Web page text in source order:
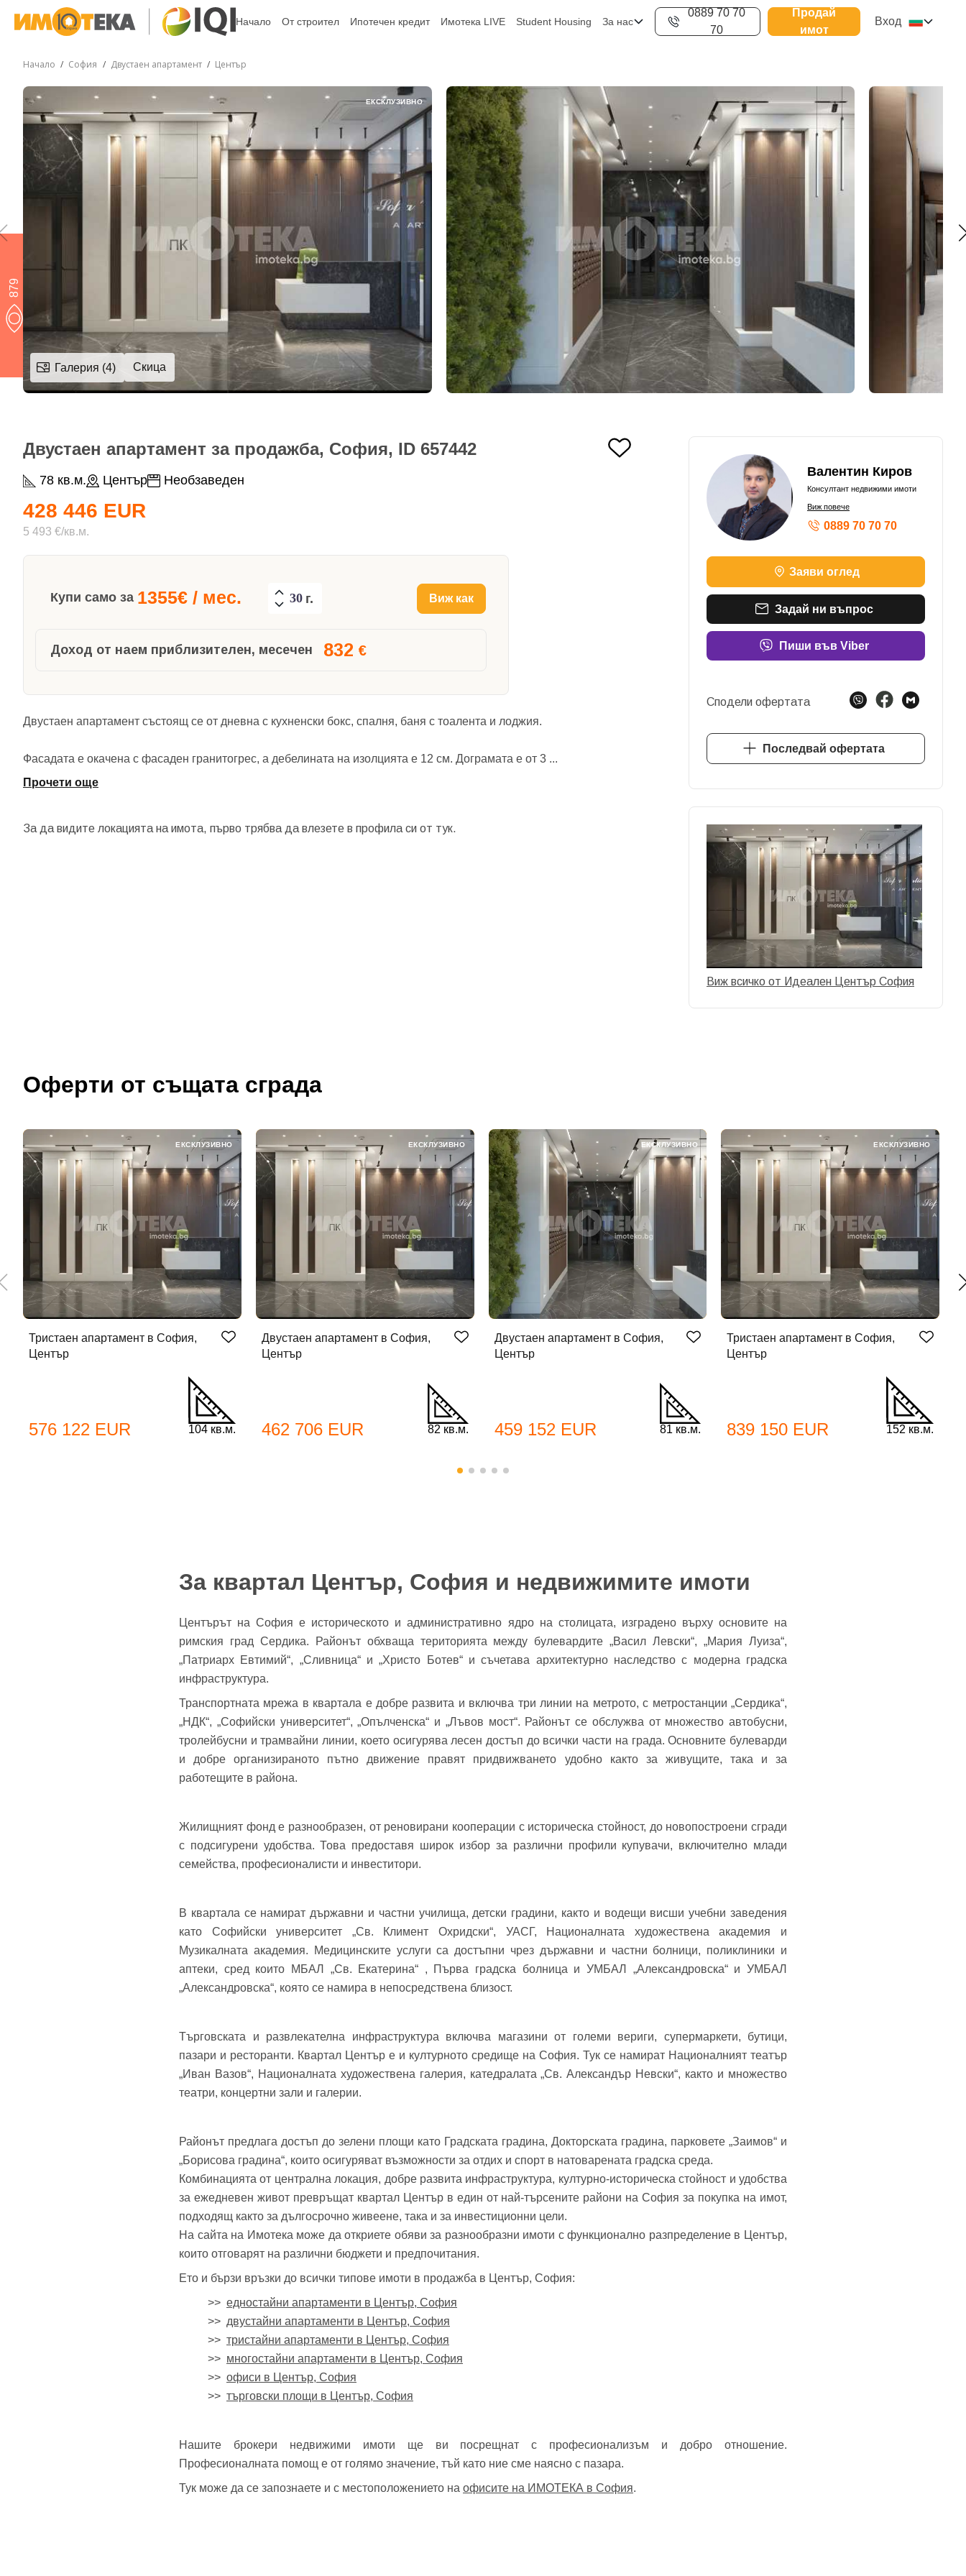
Начало От строител Ипотечен кредит Имотека LIVE Student Housing За нас
0889 70 70
70
Продай
имот
Вход
Парола
Забравена парола?
Вход като гост
Начало София Двустаен апартамент Център
879
ЕКСКЛУЗИВНО
Галерия (4) Скица
Двустаен апартамент за продажба, София, ID 657442
78 кв.м. Център Необзаведен
428 446 EUR
5 493 €/кв.м.
Купи само за 1355€ / мес. г. Виж как
Доход от наем приблизителен, месечен 832 €
Двустаен апартамент състоящ се от дневна с кухненски бокс, спалня, баня с тоалента и лоджия.
Фасадата е окачена с фасаден гранитогрес, а дебелината на изолцията е 12 см. Дограмата е от 3 ...
Прочети още
За да видите локацията на имота, първо трябва да влезете в профила си от тук.
Валентин Киров
Консултант недвижими имоти
Виж повече
0889 70 70 70
Заяви оглед
Задай ни въпрос
Пиши във Viber
Сподели офертата
Последвай офертата
Виж всичко от Идеален Център София
Оферти от същата сграда
Тристаен апартамент в София,
Център
576 122 EUR 104 кв.м.
ЕКСКЛУЗИВНО
Двустаен апартамент в София,
Център
462 706 EUR 82 кв.м.
ЕКСКЛУЗИВНО
Двустаен апартамент в София,
Център
459 152 EUR 81 кв.м.
ЕКСКЛУЗИВНО
Тристаен апартамент в София,
Център
839 150 EUR 152 кв.м.
ЕКСКЛУЗИВНО
За квартал Център, София и недвижимите имоти
Центърът на София е историческото и административно ядро на столицата, изградено върху основите на
римския град Сердика. Районът обхваща територията между булевардите „Васил Левски“, „Мария Луиза“,
„Патриарх Евтимий“, „Сливница“ и „Христо Ботев“ и съчетава архитектурно наследство с модерна градска
инфраструктура.
Транспортната мрежа в квартала е добре развита и включва три линии на метрото, с метростанции „Сердика“,
„НДК“, „Софийски университет“, „Опълченска“ и „Лъвов мост“. Районът се обслужва от множество автобусни,
тролейбусни и трамвайни линии, което осигурява лесен достъп до всички части на града. Основните булеварди
и добре организираното пътно движение правят придвижването удобно както за живущите, така и за
работещите в района.
Жилищният фонд е разнообразен, от реновирани кооперации с историческа стойност, до новопостроени сгради
с подсигурени удобства. Това предоставя широк избор за различни профили купувачи, включително млади
семейства, професионалисти и инвеститори.
В квартала се намират държавни и частни училища, детски градини, както и водещи висши учебни заведения
като Софийски университет „Св. Климент Охридски“, УАСГ, Националната художествена академия и
Музикалната академия. Медицинските услуги са достъпни чрез държавни и частни болници, поликлиники и
аптеки, сред които МБАЛ „Св. Екатерина“ , Първа градска болница и УМБАЛ „Александровска“ и УМБАЛ
„Александровска“, която се намира в непосредствена близост.
Търговската и развлекателна инфраструктура включва магазини от големи вериги, супермаркети, бутици,
пазари и ресторанти. Квартал Център е и културното средище на София. Тук се намират Националният театър
„Иван Вазов“, Националната художествена галерия, катедралата „Св. Александър Невски“, както и множество
театри, концертни зали и галерии.
Районът предлага достъп до зелени площи като Градската градина, Докторската градина, парковете „Заимов“ и
„Борисова градина“, които осигуряват възможности за отдих и спорт в натоварената градска среда.
Комбинацията от централна локация, добре развита инфраструктура, културно-историческа стойност и удобства
за ежедневен живот превръщат квартал Център в един от най-търсените райони на София за покупка на имот,
подходящ както за дългосрочно живеене, така и за инвестиционни цели.
На сайта на Имотека може да откриете обяви за разнообразни имоти с функционално разпределение в Център,
които отговарят на различни бюджети и предпочитания.
Ето и бързи връзки до всички типове имоти в продажба в Център, София:
>> едностайни апартаменти в Център, София
>> двустайни апартаменти в Център, София
>> тристайни апартаменти в Център, София
>> многостайни апартаменти в Център, София
>> офиси в Център, София
>> търговски площи в Център, София
Нашите брокери недвижими имоти ще ви посрещнат с професионализъм и добро отношение.
Професионалната помощ е от голямо значение, тъй като ние сме наясно с пазара.
Тук може да се запознаете и с местоположението на офисите на ИМОТЕКА в София.
Телефон*
Заяви оглед
се обадим възможно най-бързо.